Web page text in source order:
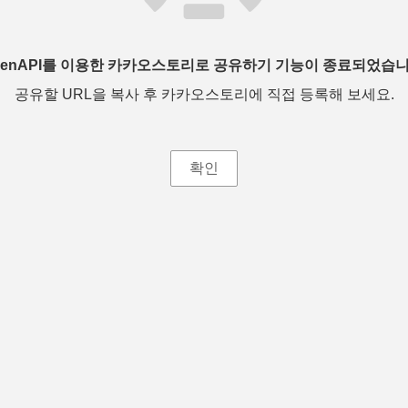
를 이용한 카카오스토리로 공유하기 기능이 종료되었습
공유할 URL을 복사 후 카카오스토리에 직접 등록해 보세요.
확인